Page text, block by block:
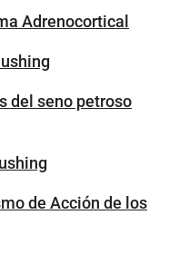
Adrenocortical
del seno petroso
de Acción de los